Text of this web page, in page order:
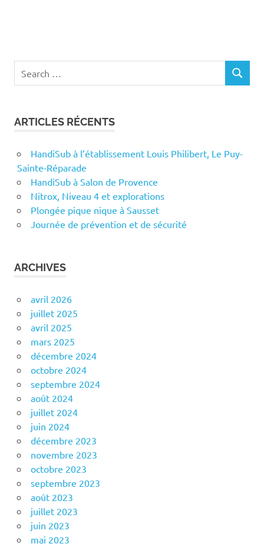
for:
SEARCH
ARTICLES RÉCENTS
HandiSub à l’établissement Louis Philibert, Le Puy-
Sainte-Réparade
HandiSub à Salon de Provence
Nitrox, Niveau 4 et explorations
Plongée pique nique à Sausset
Journée de prévention et de sécurité
ARCHIVES
avril 2026
juillet 2025
avril 2025
mars 2025
décembre 2024
octobre 2024
septembre 2024
août 2024
juillet 2024
juin 2024
décembre 2023
novembre 2023
octobre 2023
septembre 2023
août 2023
juillet 2023
juin 2023
mai 2023